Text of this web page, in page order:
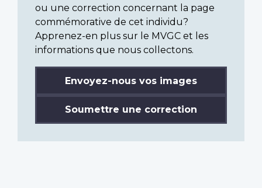
ou une correction concernant la page
commémorative de cet individu?
Apprenez-en plus sur le MVGC et les
informations que nous collectons.
Envoyez-nous vos images
Soumettre une correction